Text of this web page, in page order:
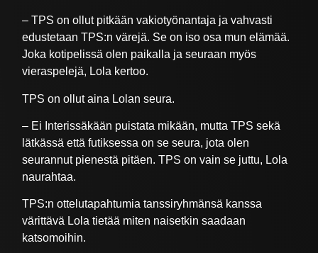
– TPS on ollut pitkään vakiotyönantaja ja vahvasti
edustetaan TPS:n värejä. Se on iso osa mun elämää.
Joka kotipelissä olen paikalla ja seuraan myös
vieraspelejä, Lola kertoo.
TPS on ollut aina Lolan seura.
– Ei Interissäkään puistata mikään, mutta TPS sekä
lätkässä että futiksessa on se seura, jota olen
seurannut pienestä pitäen. TPS on vain se juttu, Lola
naurahtaa.
TPS:n ottelutapahtumia tanssiryhmänsä kanssa
värittävä Lola tietää miten naisetkin saadaan
katsomoihin.